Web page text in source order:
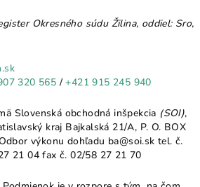
Okresného súdu Žilina, oddiel: Sro,
320 565 / +421 915 245 940
Slovenská obchodná inšpekcia (SOI),
kraj Bajkalská 21/A, P. O. BOX
výkonu dohľadu ba@soi.sk tel. č.
21 04 fax č. 02/58 27 21 70